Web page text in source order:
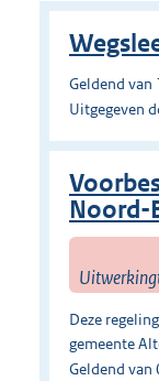
Geldend
Uitgegeven
Noord-
Deze
gemeente
Geldend